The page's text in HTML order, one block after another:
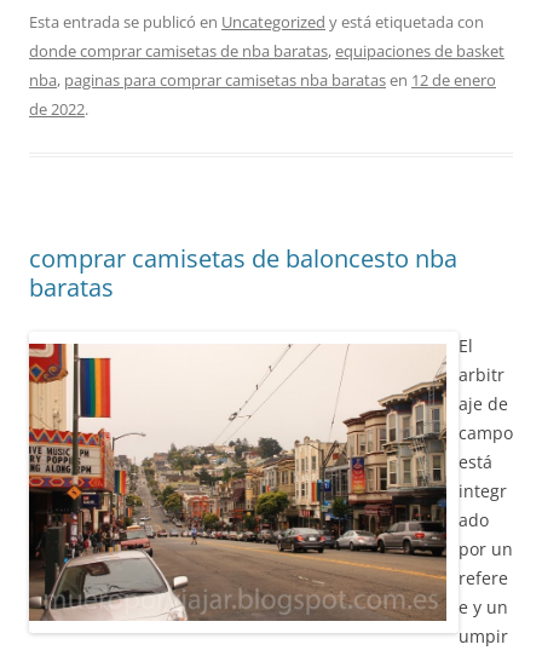
Esta entrada se publicó en Uncategorized y está etiquetada con
donde comprar camisetas de nba baratas,equipaciones de basket
nba, paginas para comprar camisetas nba baratasen 12 de enero
de 2022.
comprar camisetas de baloncesto nba
baratas
El
arbitr
aje de
campo
está
integr
ado
por un
refere
e y un
umpir